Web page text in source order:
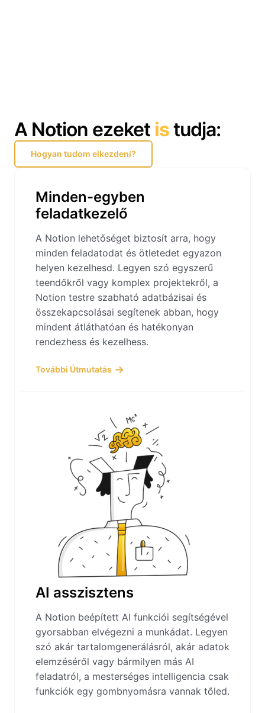
A Notion ezeket istudja:
Hogyan tudom elkezdeni?
Minden-egyben
feladatkezelő
A Notion lehetőséget biztosít arra, hogy
minden feladatodat és ötletedet egyazon
helyen kezelhesd. Legyen szó egyszerű
teendőkről vagy komplex projektekről, a
Notion testre szabható adatbázisai és
összekapcsolásai segítenek abban, hogy
mindent átláthatóan és hatékonyan
rendezhess és kezelhess.
További Útmutatás
AI asszisztens
A Notion beépített AI funkciói segítségével
gyorsabban elvégezni a munkádat. Legyen
szó akár tartalomgenerálásról, akár adatok
elemzéséről vagy bármilyen más AI
feladatról, a mesterséges intelligencia csak
funkciók egy gombnyomásra vannak tőled.